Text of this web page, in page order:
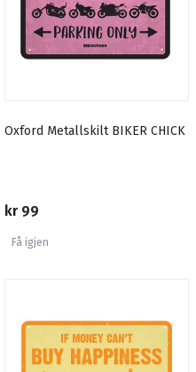
Oxford Metallskilt BIKER CHICK
kr 99
Få igjen